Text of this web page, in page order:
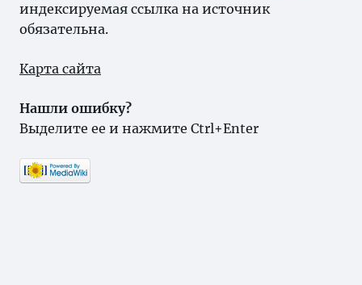
индексируемая ссылка на источник
обязательна.
Карта сайта
Нашли ошибку?
Выделите ее и нажмите Ctrl+Enter